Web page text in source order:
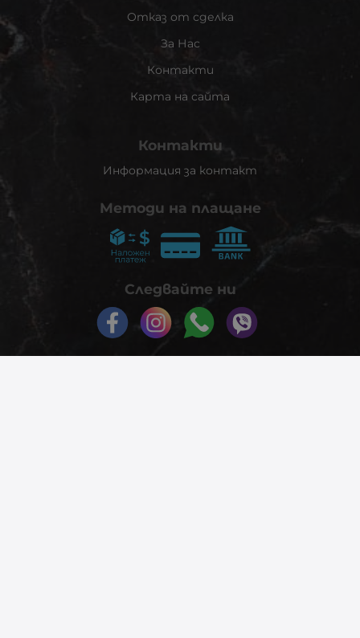
Отказ от сделка
За Нас
Контакти
Карта на сайта
Контакти
Информация за контакт
Методи на плащане
Следвайте ни